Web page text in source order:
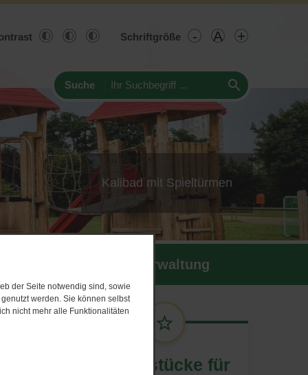
der Seite notwendig sind, sowie
werden. Sie können selbst
nicht mehr alle Funktionalitäten
Schriftgröße - A +
Suche
Kalibad mit Spieltürmen
Politik & Verwaltung
im Kalibad Zielitz ist wieder in Betrieb
Grundstücke für